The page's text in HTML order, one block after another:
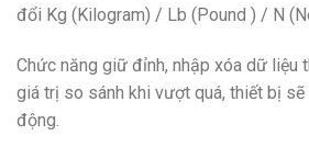
đổi Kg (Kilogram) / Lb (Pound ) / N
Chức năng giữ đỉnh, nhập xóa dữ liệu
giá trị so sánh khi vượt quá, thiết bị
động.